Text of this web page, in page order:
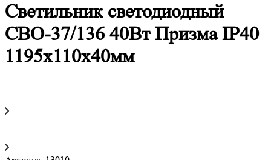
Светильник светодиодный
СВО-37/136 40Вт Призма IP40
1195х110х40мм